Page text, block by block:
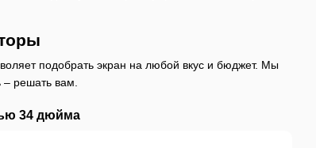
подобрать экран на любой вкус и бюджет. Мы
решать вам.
34 дюйма